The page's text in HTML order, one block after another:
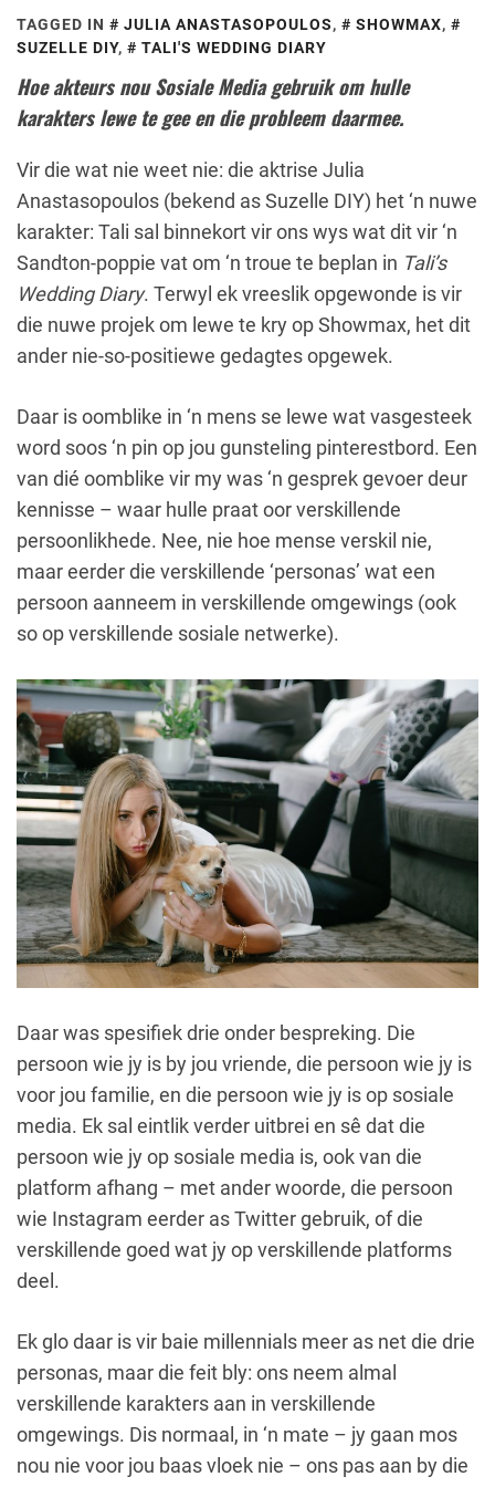
TAGGED IN JULIA ANASTASOPOULOS, SHOWMAX,
SUZELLE DIY, TALI'S WEDDING DIARY
Hoe akteurs nou Sosiale Media gebruik om hulle
karakters lewe te gee en die probleem daarmee.
Vir die wat nie weet nie: die aktrise Julia
Anastasopoulos (bekend as Suzelle DIY) het ‘n nuwe
karakter: Tali sal binnekort vir ons wys wat dit vir ‘n
Sandton-poppie vat om ‘n troue te beplan in Tali’s
Wedding Diary. Terwyl ek vreeslik opgewonde is vir
die nuwe projek om lewe te kry op Showmax, het dit
ander nie-so-positiewe gedagtes opgewek.
Daar is oomblike in ‘n mens se lewe wat vasgesteek
word soos ‘n pin op jou gunsteling pinterestbord. Een
van dié oomblike vir my was ‘n gesprek gevoer deur
kennisse – waar hulle praat oor verskillende
persoonlikhede. Nee, nie hoe mense verskil nie,
maar eerder die verskillende ‘personas’ wat een
persoon aanneem in verskillende omgewings (ook
so op verskillende sosiale netwerke).
Daar was spesifiek drie onder bespreking. Die
persoon wie jy is by jou vriende, die persoon wie jy is
voor jou familie, en die persoon wie jy is op sosiale
media. Ek sal eintlik verder uitbrei en sê dat die
persoon wie jy op sosiale media is, ook van die
platform afhang – met ander woorde, die persoon
wie Instagram eerder as Twitter gebruik, of die
verskillende goed wat jy op verskillende platforms
deel.
Ek glo daar is vir baie millennials meer as net die drie
personas, maar die feit bly: ons neem almal
verskillende karakters aan in verskillende
omgewings. Dis normaal, in ‘n mate – jy gaan mos
nou nie voor jou baas vloek nie – ons pas aan by die